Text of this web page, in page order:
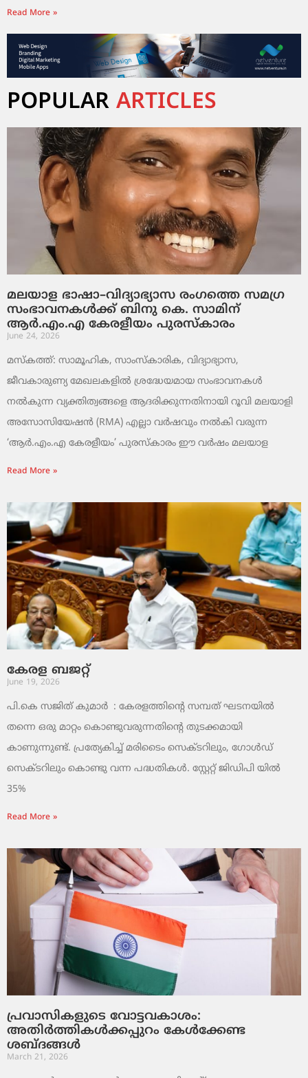
Read More »
POPULAR ARTICLES
മലയാള ഭാഷാ–വിദ്യാഭ്യാസ രംഗത്തെ സമഗ്ര
സംഭാവനകൾക്ക് ബിനു കെ. സാമിന്
ആർ.എം.എ കേരളീയം പുരസ്‌കാരം
June 24, 2026
മസ്കത്ത്: സാമൂഹിക, സാംസ്‌കാരിക, വിദ്യാഭ്യാസ,
ജീവകാരുണ്യ മേഖലകളിൽ ശ്രദ്ധേയമായ സംഭാവനകൾ
നൽകുന്ന വ്യക്തിത്വങ്ങളെ ആദരിക്കുന്നതിനായി റൂവി മലയാളി
അസോസിയേഷൻ (RMA) എല്ലാ വർഷവും നൽകി വരുന്ന
‘ആർ.എം.എ കേരളീയം’ പുരസ്‌കാരം ഈ വർഷം മലയാള
Read More »
കേരള ബജറ്റ്
June 19, 2026
പി.കെ സജിത് കുമാര്‍ : കേരളത്തിന്റെ സമ്പത് ഘടനയിൽ
തന്നെ ഒരു മാറ്റം കൊണ്ടുവരുന്നതിന്റെ തുടക്കമായി
കാണുന്നുണ്ട്. പ്രത്യേകിച്ച് മരിടൈം സെക്ടറിലും, ഗോൾഡ്
സെക്ടറിലും കൊണ്ടു വന്ന പദ്ധതികൾ. സ്റ്റേറ്റ് ജിഡിപി യിൽ
35%
Read More »
പ്രവാസികളുടെ വോട്ടവകാശം:
അതിർത്തികൾക്കപ്പുറം കേൾക്കേണ്ട
ശബ്ദങ്ങൾ
March 21, 2026